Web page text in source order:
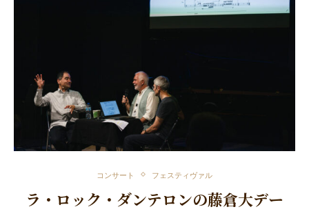
コンサート フェスティヴァル
ラ・ロック・ダンテロンの藤倉大デー